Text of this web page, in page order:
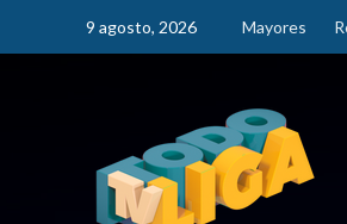
9 agosto, 2026 Mayores